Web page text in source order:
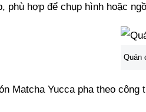
phù hợp để chụp hình hoặc
Quán
Matcha Yucca pha theo